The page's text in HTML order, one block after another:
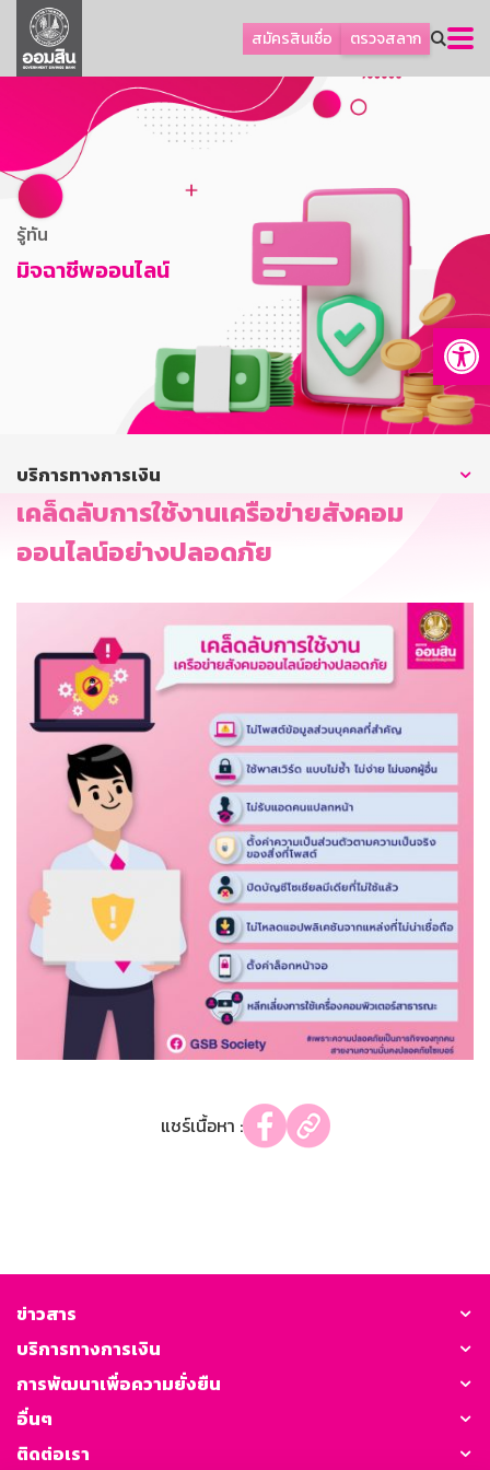
สมัครสินเชื่อ ตรวจสลาก
ลูกค้าธุรกิจ
ลูกค้าผู้ประกอบรายย่อย
โปรโมชัน
ออมเพื่อสุข
เกี่ยวกับธนาคาร
การพัฒนาที่ยั่งยืน
ข่าวสาร
บริการออนไลน์
รู้ทัน
มิจฉาชีพออนไลน์
บริการทางการเงิน
เคล็ดลับการใช้งานเครือข่ายสังคอม
ออนไลน์อย่างปลอดภัย
แชร์เนื้อหา :
ข่าวสาร
บริการทางการเงิน
การพัฒนาเพื่อความยั่งยืน
อื่นๆ
ติดต่อเรา